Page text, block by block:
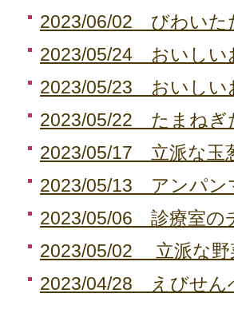
2023/06/02 びわいた
2023/05/24 おいしい
2023/05/23 おいしい
2023/05/22 たまねぎ
2023/05/17 立派な玉
2023/05/13 アンパン
2023/05/06 診療室の
2023/05/02 立派な野
2023/04/28 えびせん